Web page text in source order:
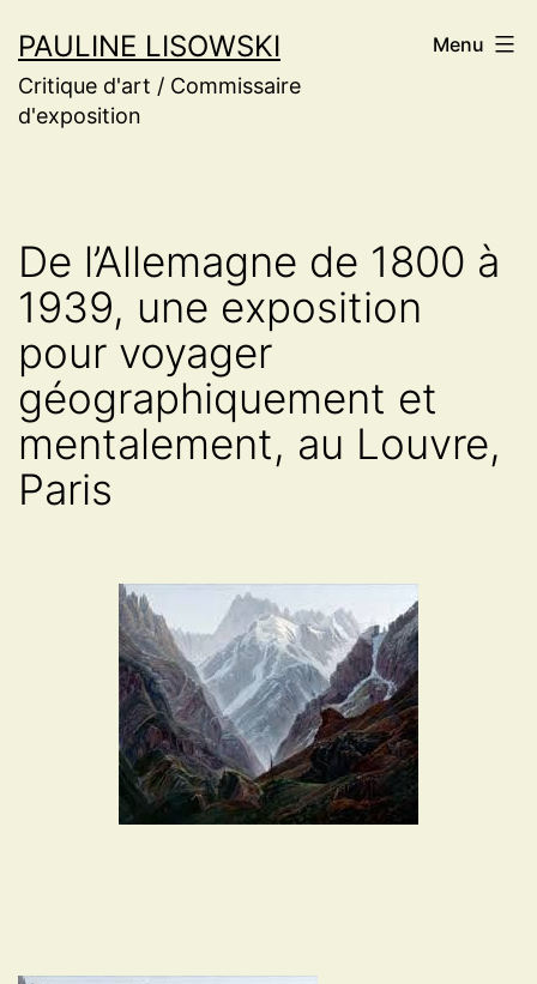
au
contenu
PAULINE LISOWSKI
Critique d'art / Commissaire
d'exposition
Menu
De l’Allemagne de 1800 à
1939, une exposition
pour voyager
géographiquement et
mentalement, au Louvre,
Paris